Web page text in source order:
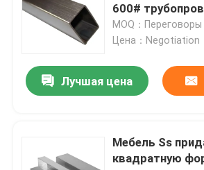
Трубки легированной стали
Катушка легированной стали
Гальванизированная стальная
600#
квадрата
MOQ：Переговоры
Цена：Negotiation
Лучшая цена
Мебель Ss
квадратную